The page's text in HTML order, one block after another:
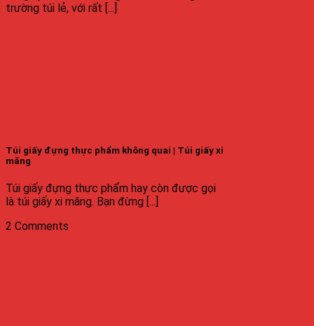
trường túi lẻ, với rất [...]
Túi giấy đựng thực phẩm không quai | Túi giấy xi
măng
Túi giấy đựng thực phẩm hay còn được gọi
là túi giấy xi măng. Bạn đừng [...]
2 Comments